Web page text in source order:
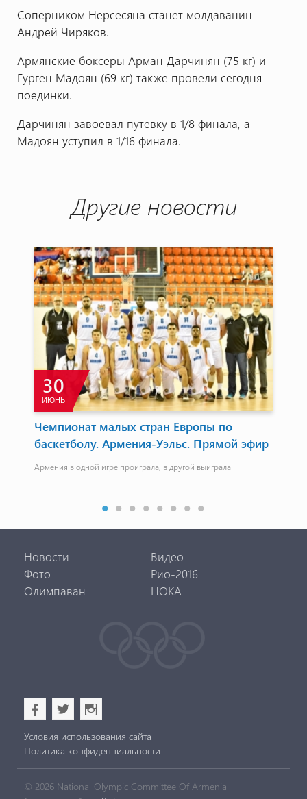
Соперником Нерсесяна станет молдаванин
Андрей Чиряков.
Армянские боксеры Арман Дарчинян (75 кг) и
Гурген Мадоян (69 кг) также провели сегодня
поединки.
Дарчинян завоевал путевку в 1/8 финала, а
Мадоян уступил в 1/16 финала.
Другие новости
30
ИЮНЬ
Чемпионат малых стран Европы по
баскетболу. Армения-Уэльс. Прямой эфир
Армения в одной игре проиграла, в другой выиграла
Новости
Видео
Фото
Рио-2016
Олимпаван
НОКА
b a x
Условия использования сайта
Политика конфиденциальности
© 2026 National Olympic Committee Of Armenia